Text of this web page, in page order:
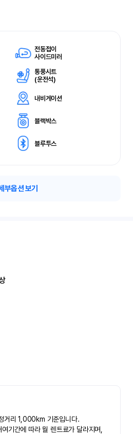
전동접이
사이드미러
통풍시트
(운전석)
내비게이션
블랙박스
블루투스
부옵션 보기
거리 1,000km 기준입니다.
기간에 따라 월 렌트료가 달라지며,